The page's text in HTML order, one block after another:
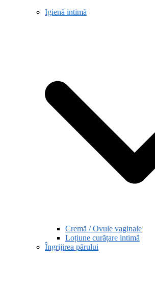
Igienă intimă
Cremă / Ovule vaginale
Loțiune curățare intimă
Îngrijirea părului